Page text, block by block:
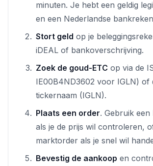
minuten. Je hebt een geldig
en een Nederlandse
Stort geld op je
iDEAL of bankoverschrijving.
Zoek de goud-ETC op via de
IE00B4ND3602 voor IGLN) of
tickernaam (IGLN).
Plaats een order. Gebruik
als je de prijs wil controleren,
marktorder als je snel wil
Bevestig de aankoop en